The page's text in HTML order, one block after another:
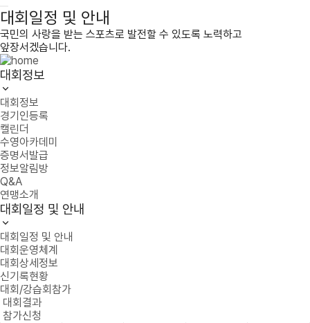
대회일정 및 안내
국민의 사랑을 받는 스포츠로 발전할 수 있도록 노력하고
앞장서겠습니다.
대회정보
대회정보
경기인등록
캘린더
수영아카데미
증명서발급
정보알림방
Q&A
연맹소개
대회일정 및 안내
대회일정 및 안내
대회운영체계
대회상세정보
신기록현황
대회/강습회참가
대회결과
참가신청